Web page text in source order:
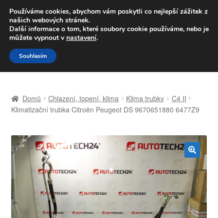
DOPRAVA od 139,-Kč
Volejte po-pá 9-16 704 494 494
Přeskočit
na
navigaci
Přejít
k
obsahu
Celosvětová doprava
Kontakt
Košík
Můj účet
Domů Chlazení, topení, klima Klima trubky
C4 II
Klimatizační trubka Citroën Peugeot DS 9670651880 6477Z9
🔍
Používáme cookies, abychom vám poskytli co nejlepší zážitek z
našich webových stránek.
Další informace o tom, které soubory cookie používáme, nebo je
můžete vypnout v nastavení.
Souhlasím